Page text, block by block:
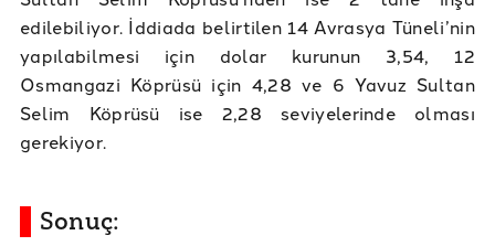
edilebiliyor. İddiada belirtilen 14 Avrasya Tüneli’nin
yapılabilmesi için dolar kurunun 3,54, 12
Osmangazi Köprüsü için 4,28 ve 6 Yavuz Sultan
Selim Köprüsü ise 2,28 seviyelerinde olması
gerekiyor.
Sonuç: